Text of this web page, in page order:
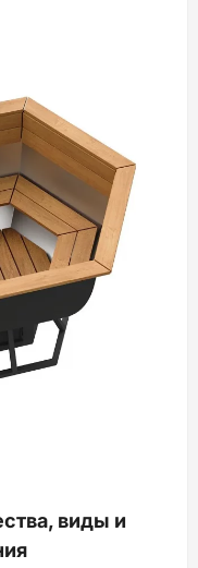
виды и